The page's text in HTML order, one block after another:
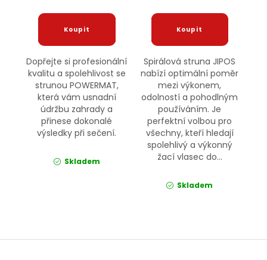
Dopřejte si profesionální
kvalitu a spolehlivost se
strunou POWERMAT,
která vám usnadní
údržbu zahrady a
přinese dokonalé
výsledky při sečení.
Skladem
Spirálová struna JIPOS
nabízí optimální poměr
mezi výkonem,
odolností a pohodlným
používáním. Je
perfektní volbou pro
všechny, kteří hledají
spolehlivý a výkonný
žací vlasec do...
Skladem